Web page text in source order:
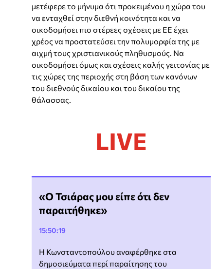
μετέφερε το μήνυμα ότι προκειμένου η χώρα του
να ενταχθεί στην διεθνή κοινότητα και να
οικοδομήσει πιο στέρεες σχέσεις με ΕΕ έχει
χρέος να προστατεύσει την πολυμορφία της με
αιχμή τους χριστιανικούς πληθυσμούς. Να
οικοδομήσει όμως και σχέσεις καλής γειτονίας με
τις χώρες της περιοχής στη βάση των κανόνων
του διεθνούς δικαίου και του δικαίου της
θάλασσας.
LIVE
«Ο Τσιάρας μου είπε ότι δεν
παραιτήθηκε»
15:50:19
Η Κωνσταντοπούλου αναφέρθηκε στα
δημοσιεύματα περί παραίτησης του